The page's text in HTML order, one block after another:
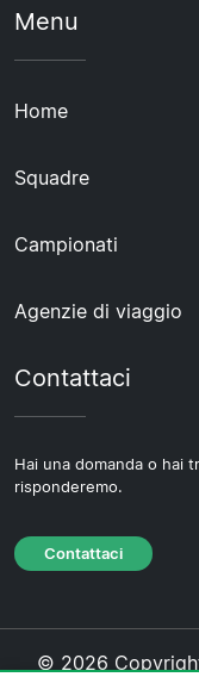
Menu
Home
Squadre
Campionati
Agenzie di viaggio
Contattaci
Hai una domanda o hai
risponderemo.
Contattaci
© 2026